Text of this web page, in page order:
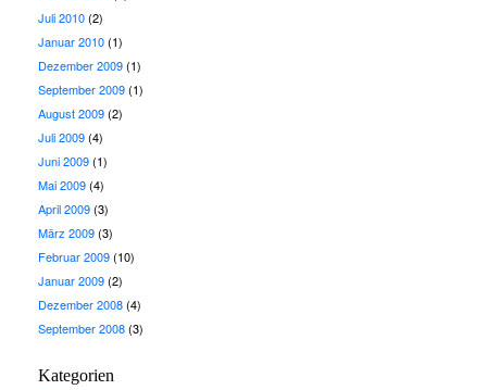
Juli 2010(2)
Januar 2010(1)
Dezember 2009(1)
September 2009(1)
August 2009(2)
Juli 2009(4)
Juni 2009(1)
Mai 2009(4)
April 2009(3)
März 2009(3)
Februar 2009(10)
Januar 2009(2)
Dezember 2008(4)
September 2008(3)
Kategorien